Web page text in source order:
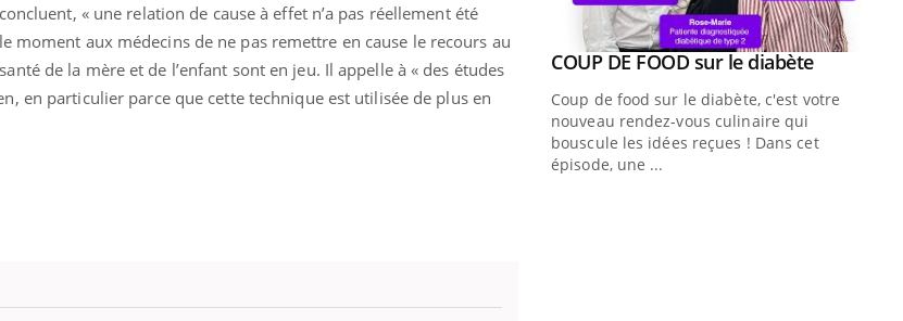
« une relation de cause à effet n’a pas réellement été
moment aux médecins de ne pas remettre en cause le recours au
de la mère et de l’enfant sont en jeu. Il appelle à « des études
en particulier parce que cette technique est utilisée de plus en
2026Youtube
et, pour de
atteintes de
Youtube
Un « jumeau numérique » pour
faciliter l’accès à la médecine
préventiveYoutube
Youtube
COUP DE FOOD sur le diabèteYoutube
Coup de food sur le diabète, c'est votre
nouveau rendez-vous culinaire qui
bouscule les idées reçues ! Dans cet
épisode, une ...